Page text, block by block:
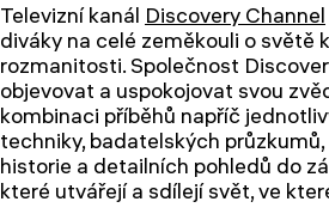
Televizní kanál Discovery Channel
diváky na celé zeměkouli o světě
rozmanitosti. Společnost
objevovat a uspokojovat svou
kombinaci příběhů napříč
techniky, badatelských
historie a detailních pohledů do
které utvářejí a sdílejí svět, ve